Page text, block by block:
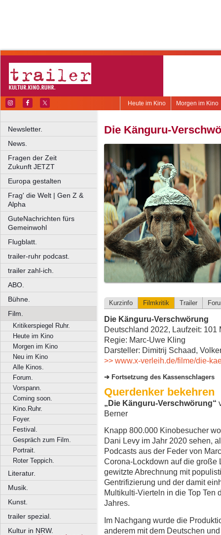
Morgen im Kino
Heute im Kino
Newsletter.
News.
Fragen der Zeit
Zukunft JETZT
Europa gestalten
Frag' die Welt | Gen Z &
Alpha
GuteNachrichten fürs
Gemeinwohl
Flugblatt.
trailer-ruhr podcast.
trailer zahl-ich.
ABO.
Bühne.
Film.
Kritikerspiegel Ruhr.
Heute im Kino
Morgen im Kino
Neu im Kino
Alle Kinos.
Forum.
Vorspann.
Coming soon.
Kino.Ruhr.
Foyer.
Festival.
Gespräch zum Film.
Portrait.
Roter Teppich.
Literatur.
Musik.
Kunst.
trailer spezial.
Kultur in NRW.
Die Känguru-
Kurzinfo Filmkritik Trailer
Die Känguru-Verschwörung
Deutschland 2022, Laufzeit: 101
Regie: Marc-Uwe Kling
Darsteller: Dimitrij Schaad,
>> www.x-verleih.de/filme/die-
Fortsetzung des Kassenschlagers
Querdenker bekehren
„Die Känguru-Verschwörung“
Berner
Knapp 800.000 Kinobesucher
Dani Levy im Jahr 2020 sehen,
Podcasts aus der Feder von
Corona-Lockdown auf die große
gewitzte Abrechnung mit
Gentrifizierung und der damit
Multikulti-Vierteln in die Top Ten
Jahres.
Im Nachgang wurde die
anderem mit dem Deutschen